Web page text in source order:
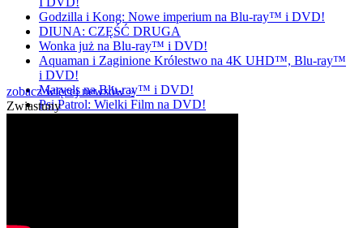
Godzilla i Kong: Nowe imperium na Blu-ray™ i DVD!
DIUNA: CZĘŚĆ DRUGA
Wonka już na Blu-ray™ i DVD!
Aquaman i Zaginione Królestwo na 4K UHD™, Blu-ray™
i DVD!
Marvels na Blu-ray™ i DVD!
Psi Patrol: Wielki Film na DVD!
zobacz więcej newsów »
Zwiastuny